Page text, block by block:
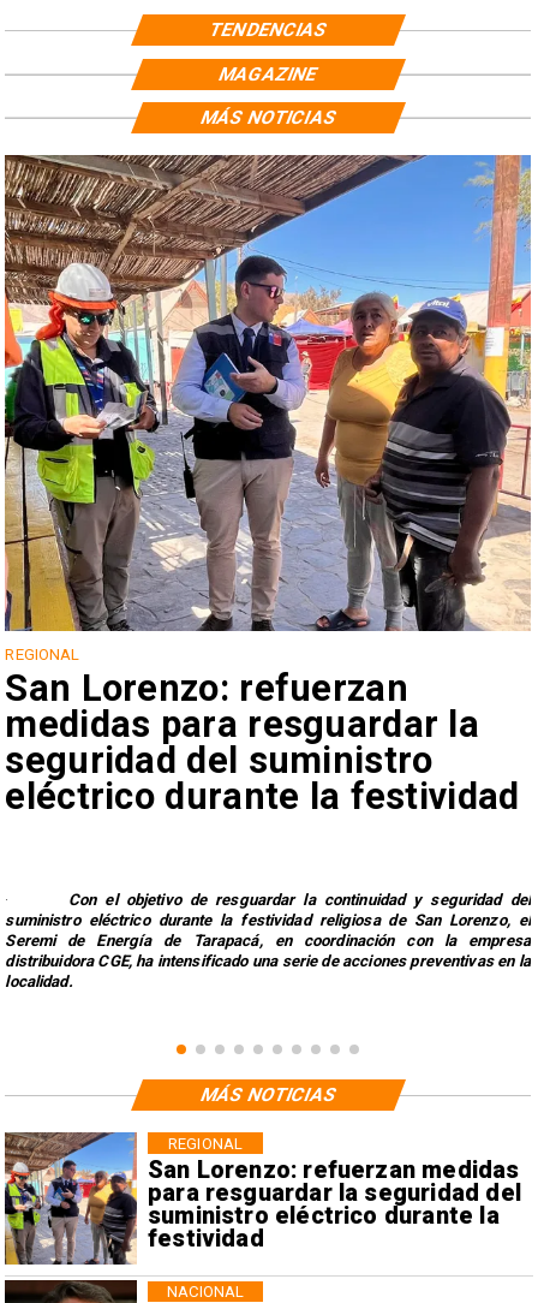
TENDENCIAS
MAGAZINE
REGIONAL
San Lorenzo: refuerzan
medidas para resguardar la
seguridad del suministro
eléctrico durante la festividad
· Con el objetivo de resguardar la continuidad y seguridad del
suministro eléctrico durante la festividad religiosa de San Lorenzo, el
Seremi de Energía de Tarapacá, en coordinación con la empresa
distribuidora CGE, ha intensificado una serie de acciones preventivas en la
localidad.
MÁS NOTICIAS
San Lorenzo: refuerzan medidas
para resguardar la seguridad del
suministro eléctrico durante la
festividad
REGIONAL
NACIONAL
MÁS NOTICIAS